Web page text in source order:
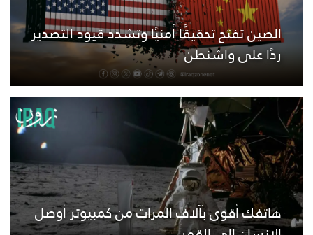
الصين تفتح تحقيقًا أمنيًا وتشدد قيود التصدير
ردًا على واشنطن
هاتفك أقوى بآلاف المرات من كمبيوتر أوصل